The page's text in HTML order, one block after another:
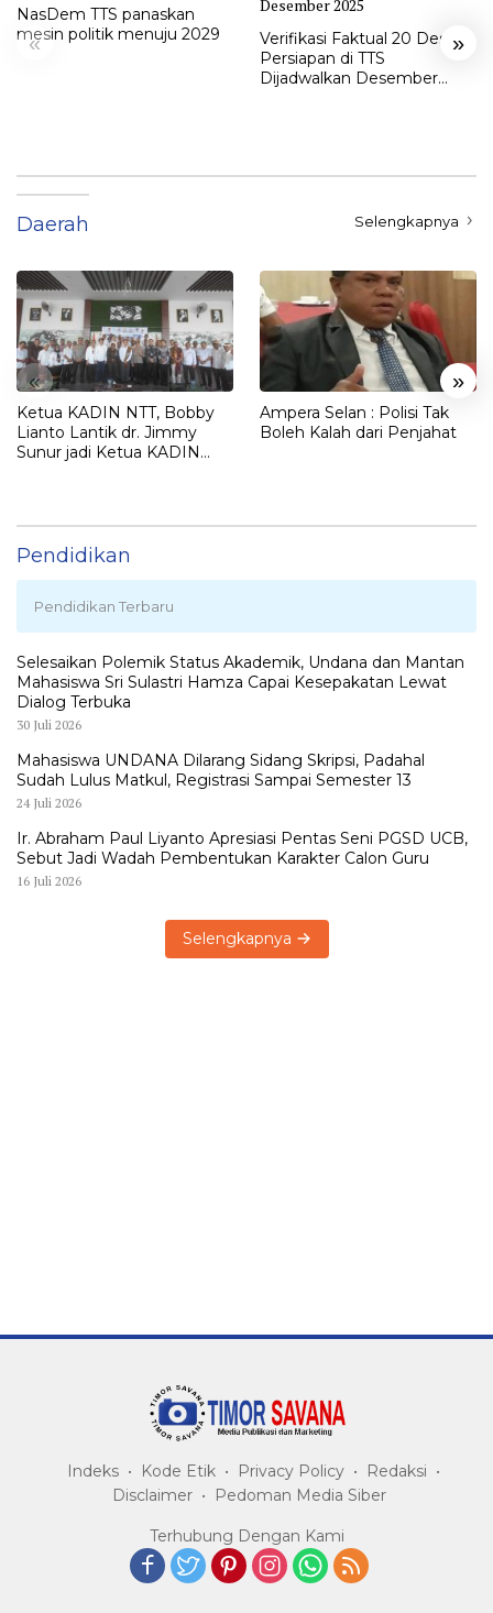
« »
NasDem TTS panaskan
mesin politik menuju 2029
Verifikasi Faktual 20 Desa
Persiapan di TTS
Dijadwalkan Desember
Daerah Selengkapnya
« »
Ketua KADIN NTT, Bobby
Lianto Lantik dr. Jimmy
Sunur jadi Ketua KADIN
Ampera Selan : Polisi Tak
Boleh Kalah dari Penjahat
Pendidikan
Pendidikan Terbaru
Selesaikan Polemik Status Akademik, Undana dan Mantan
Mahasiswa Sri Sulastri Hamza Capai Kesepakatan Lewat
Dialog Terbuka
30 Juli 2026
Mahasiswa UNDANA Dilarang Sidang Skripsi, Padahal
Sudah Lulus Matkul, Registrasi Sampai Semester 13
24 Juli 2026
Ir. Abraham Paul Liyanto Apresiasi Pentas Seni PGSD UCB,
Sebut Jadi Wadah Pembentukan Karakter Calon Guru
16 Juli 2026
Selengkapnya
Indeks Kode Etik Privacy Policy
Redaksi
Disclaimer
Pedoman Media Siber
Terhubung Dengan Kami